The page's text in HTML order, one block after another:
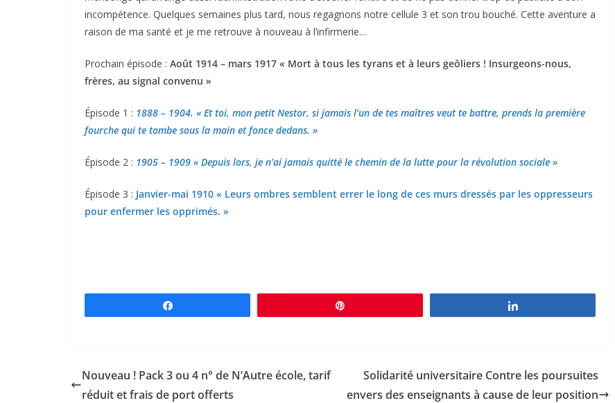
incompétence. Quelques semaines plus tard, nous regagnons notre cellule 3 et son trou bouché. Cette aventure a
raison de ma santé et je me retrouve à nouveau à l’infirmerie…
Prochain épisode : Août 1914 – mars 1917 « Mort à tous les tyrans et à leurs geôliers ! Insurgeons-nous,
frères, au signal convenu »
Épisode 1 : 1888 – 1904. « Et toi, mon petit Nestor, si jamais l’un de tes maîtres veut te battre, prends la première
fourche qui te tombe sous la main et fonce dedans. »
Épisode 2 : 1905 – 1909 « Depuis lors, je n’ai jamais quitté le chemin de la lutte pour la révolution sociale »
Épisode 3 : Janvier-mai 1910 « Leurs ombres semblent errer le long de ces murs dressés par les oppresseurs
pour enfermer les opprimés. »
Nouveau ! Pack 3 ou 4 n° de N’Autre école, tarif
réduit et frais de port offerts
Solidarité universitaire Contre les poursuites
envers des enseignants à cause de leur position